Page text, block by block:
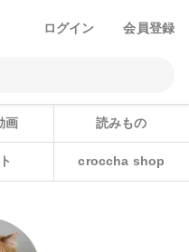
ログイン 会員登録
画 読みもの
croccha shop